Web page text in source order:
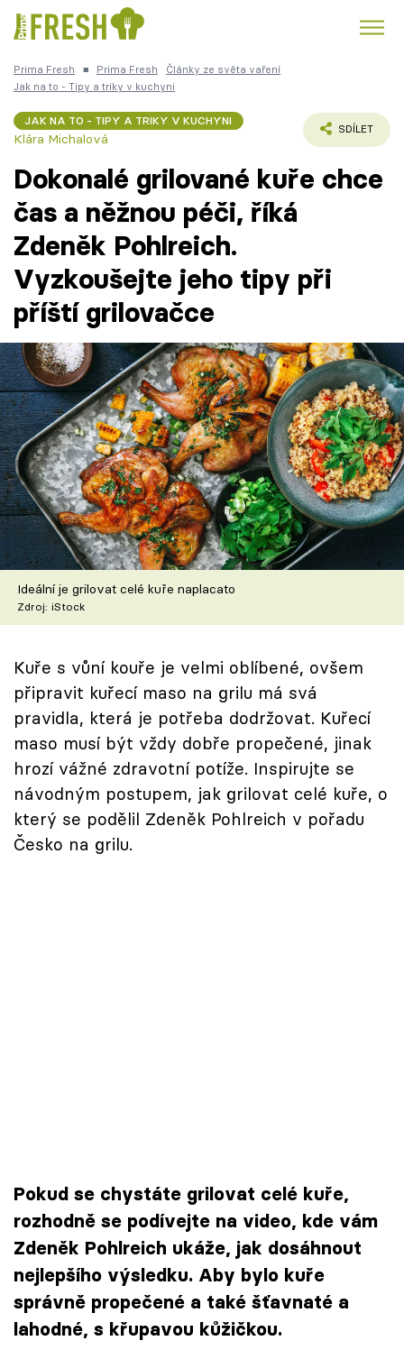
Trendy: Kuře Polévky k večeři
Česká kuchyně Čokoláda
Témata
Recepty
TV Program
Škola vaření
Recepty z TV
Speciál: Cuketa
Těhotnej kuchař
Sledujte prima+
Sledujte nás
Prima Fresh ■ Prima Fresh
Články ze světa vaření
Jak na to - Tipy a triky v kuchyni
JAK NA TO - TIPY A TRIKY V KUCHYNI
Klára Michalová
SDÍLET
Dokonalé grilované kuře chce
čas a něžnou péči, říká
Zdeněk Pohlreich.
Vyzkoušejte jeho tipy při
příští grilovačce
Ideální je grilovat celé kuře naplacato
Zdroj: iStock
Kuře s vůní kouře je velmi oblíbené, ovšem
připravit kuřecí maso na grilu má svá
pravidla, která je potřeba dodržovat. Kuřecí
maso musí být vždy dobře propečené, jinak
hrozí vážné zdravotní potíže. Inspirujte se
návodným postupem, jak grilovat celé kuře, o
který se podělil Zdeněk Pohlreich v pořadu
Česko na grilu.
Pokud se chystáte grilovat celé kuře,
rozhodně se podívejte na video, kde vám
Zdeněk Pohlreich ukáže, jak dosáhnout
nejlepšího výsledku. Aby bylo kuře
správně propečené a také šťavnaté a
lahodné, s křupavou kůžičkou.